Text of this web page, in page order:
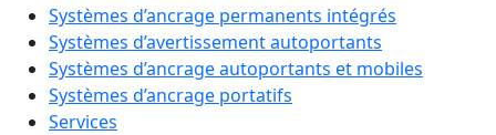
Systèmes d’ancrage permanents intégrés
Systèmes d’avertissement autoportants
Systèmes d’ancrage autoportants et mobiles
Systèmes d’ancrage portatifs
Services